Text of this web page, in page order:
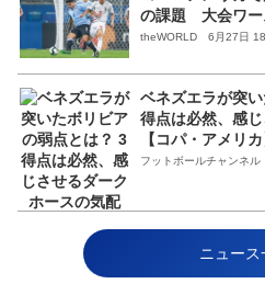
の課題 大会ワー
theWORLD 6月27日
ベネズエラが突
得点は必然、感
【コパ・アメリカ
フットボールチャンネ
ニュース